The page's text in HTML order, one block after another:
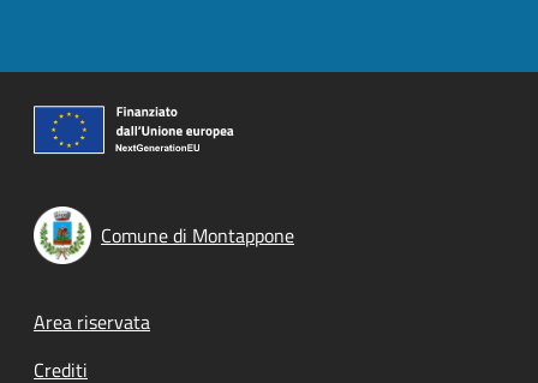
Comune di Montappone
Footer menu
Area riservata
Crediti